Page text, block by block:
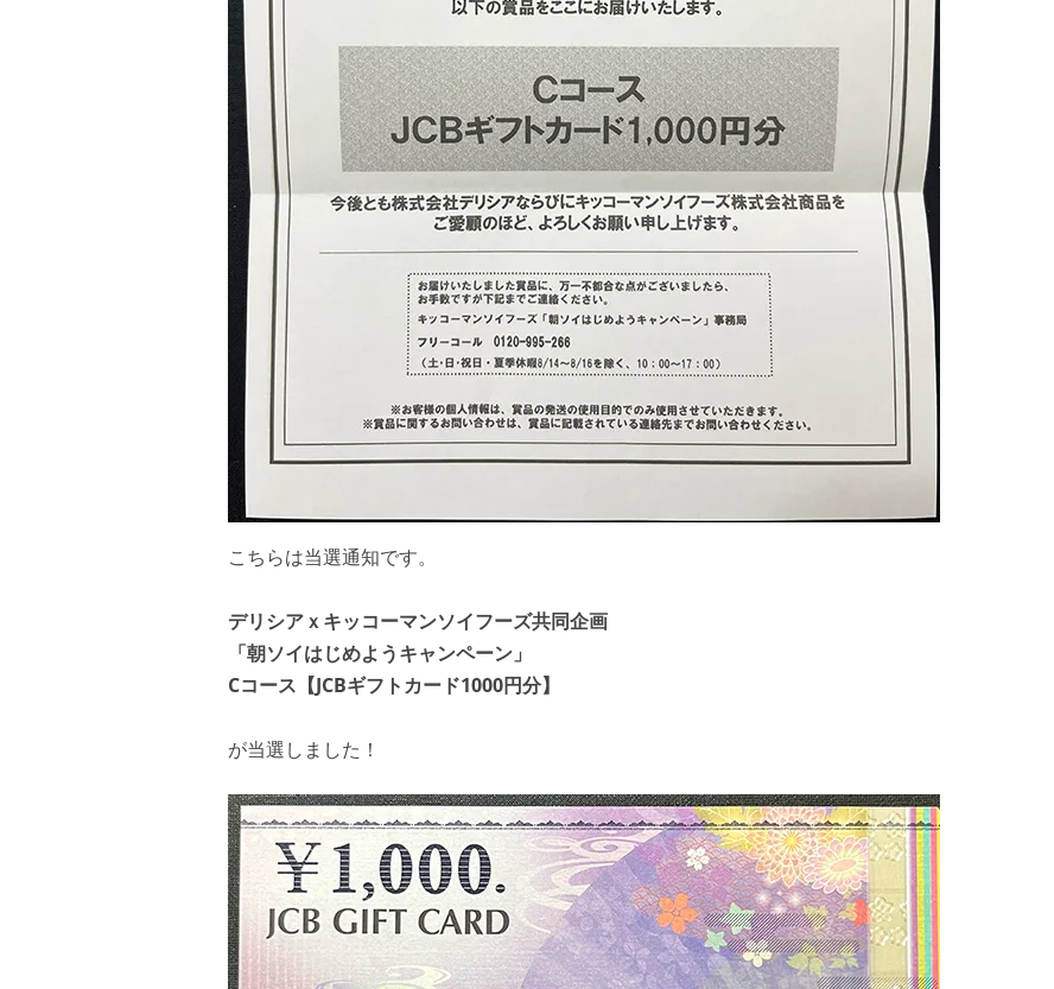
こちらは当選通知です。
デリシアｘキッコーマンソイフーズ共同企画
「朝ソイはじめようキャンペーン」
Cコース【JCBギフトカード1000円分】
が当選しました！